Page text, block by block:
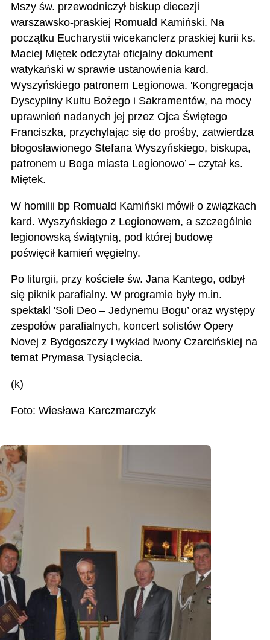
Mszy św. przewodniczył biskup diecezji
warszawsko-praskiej Romuald Kamiński. Na
początku Eucharystii wicekanclerz praskiej kurii ks.
Maciej Miętek odczytał oficjalny dokument
watykański w sprawie ustanowienia kard.
Wyszyńskiego patronem Legionowa. 'Kongregacja
Dyscypliny Kultu Bożego i Sakramentów, na mocy
uprawnień nadanych jej przez Ojca Świętego
Franciszka, przychylając się do prośby, zatwierdza
błogosławionego Stefana Wyszyńskiego, biskupa,
patronem u Boga miasta Legionowo’ – czytał ks.
Miętek.
W homilii bp Romuald Kamiński mówił o związkach
kard. Wyszyńskiego z Legionowem, a szczególnie
legionowską świątynią, pod której budowę
poświęcił kamień węgielny.
Po liturgii, przy kościele św. Jana Kantego, odbył
się piknik parafialny. W programie były m.in.
spektakl 'Soli Deo – Jedynemu Bogu’ oraz występy
zespołów parafialnych, koncert solistów Opery
Novej z Bydgoszczy i wykład Iwony Czarcińskiej na
temat Prymasa Tysiąclecia.
(k)
Foto: Wiesława Karczmarczyk